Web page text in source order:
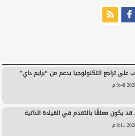
على تراجع التكنولوجيا بدعم من “برايم داي”
يكون معلقًا بالتقدم في القيادة الذاتية